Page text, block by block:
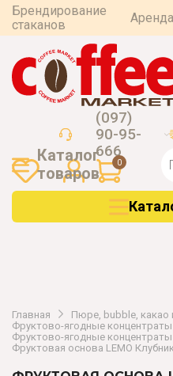
Брендирование
стаканов
Аренда
(097)
90-95-
666
0
Каталог
товаров
Главная
Пюре, bubble, какао
Фруктово-ягодные концентраты
Фруктово-ягодные концентраты
Фруктовая основа LEMO